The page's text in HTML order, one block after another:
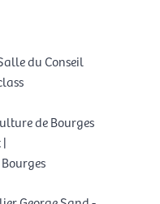
du Conseil
de Bourges
|